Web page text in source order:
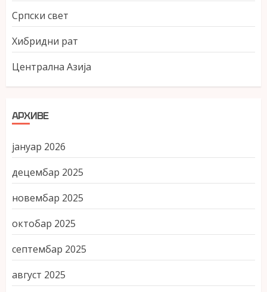
Српски свет
Хибридни рат
Централна Азија
АРХИВЕ
јануар 2026
децембар 2025
новембар 2025
октобар 2025
септембар 2025
август 2025